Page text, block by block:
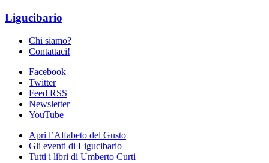
Ligucibario
Chi siamo?
Contattaci!
Facebook
Twitter
Feed RSS
Newsletter
YouTube
Apri l’Alfabeto del Gusto
Gli eventi di Ligucibario
Tutti i libri di Umberto Curti